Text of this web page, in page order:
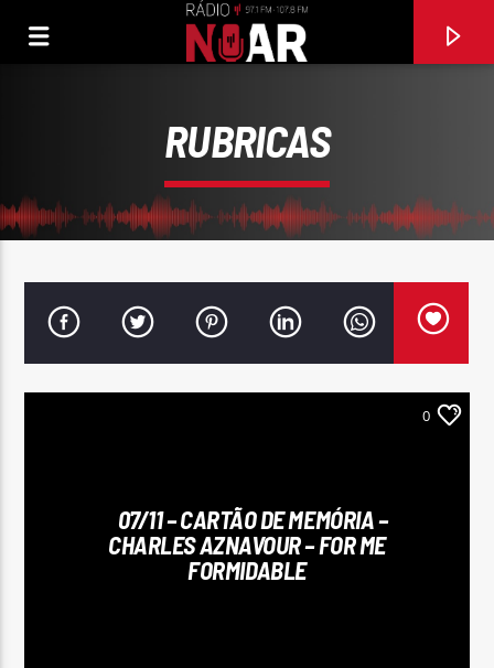
RUBRICAS
0
07/11 – CARTÃO DE MEMÓRIA –
CHARLES AZNAVOUR – FOR ME
FORMIDABLE